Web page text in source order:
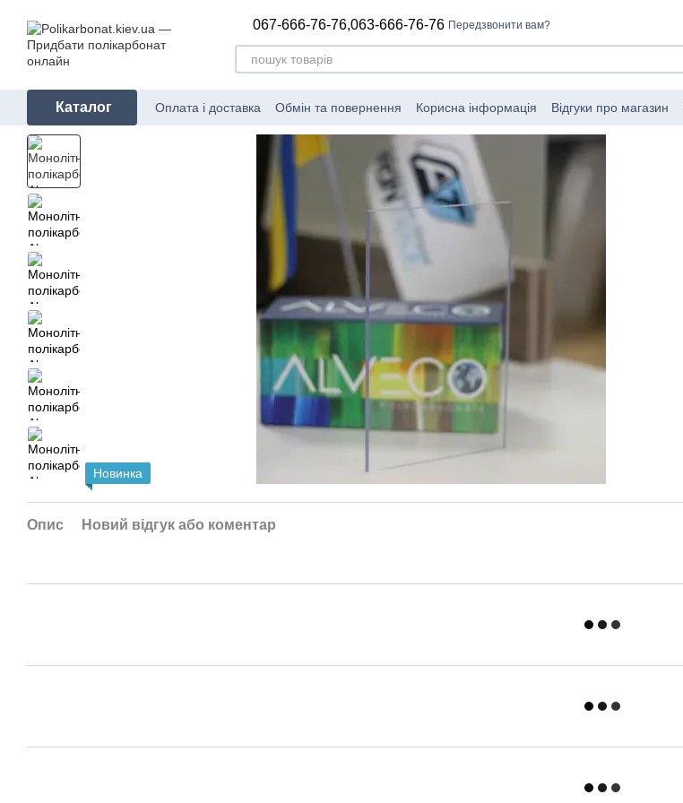
067-666-76-76,063-666-76-76 Передзвонити вам?
Каталог Оплата і доставка Обмін та повернення Корисна інформація Відгуки про магазин
Новинка
Опис Новий відгук або коментар